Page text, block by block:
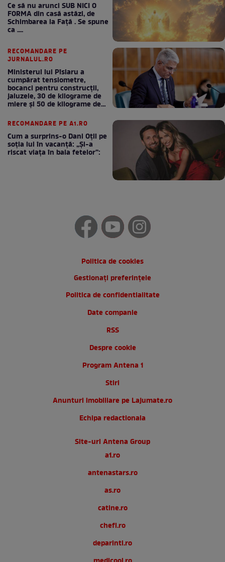
Ce să nu arunci SUB NICI O
FORMA din casă astăzi, de
Schimbarea la Față . Se spune
ca ....
RECOMANDARE PE
JURNALUL.RO
Ministerul lui Pîslaru a
cumpărat tensiometre,
bocanci pentru construcții,
jaluzele, 30 de kilograme de
miere și 50 de kilograme de
RECOMANDARE PE A1.RO
Cum a surprins-o Dani Oțil pe
soția lui în vacanță: „Și-a
riscat viața în baia fetelor”:
Politica de cookies
Gestionați preferințele
Politica de confidentialitate
Date companie
RSS
Despre cookie
Program Antena 1
Stiri
Anunturi imobiliare pe Lajumate.ro
Echipa redactionala
Site-uri Antena Group
a1.ro
antenastars.ro
as.ro
catine.ro
chefi.ro
deparinti.ro